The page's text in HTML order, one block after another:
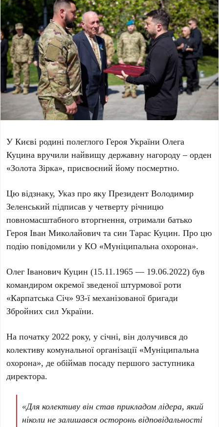
УКиєві родині полеглого Героя УкраїниОлега
Куцина вручили найвищу державну нагороду – орден
«Золота Зірка», присвоєний йому посмертно.
Цю відзнаку, Указ про яку ПрезидентВолодимир
Зеленський підписав учетверту річницю
повномасштабного вторгнення, отримали батько
ГерояІван Миколайович та синТарас Куцин. Про цю
подію повідомили у КО «Муніципальна охорона».
Олег Іванович Куцин (15.11.1965 — 19.06.2022) був
командиром окремої зведеної штурмової роти
«Карпатська Січ» 93-ї механізованої бригади
Збройних сил України.
На початку2022 року, у січні, він долучився до
колективу комунальної організації «Муніципальна
охорона», де обіймав посаду першого заступника
директора.
«Для колективу він став прикладом лідера, який
ніколи не залишався осторонь відповідальності